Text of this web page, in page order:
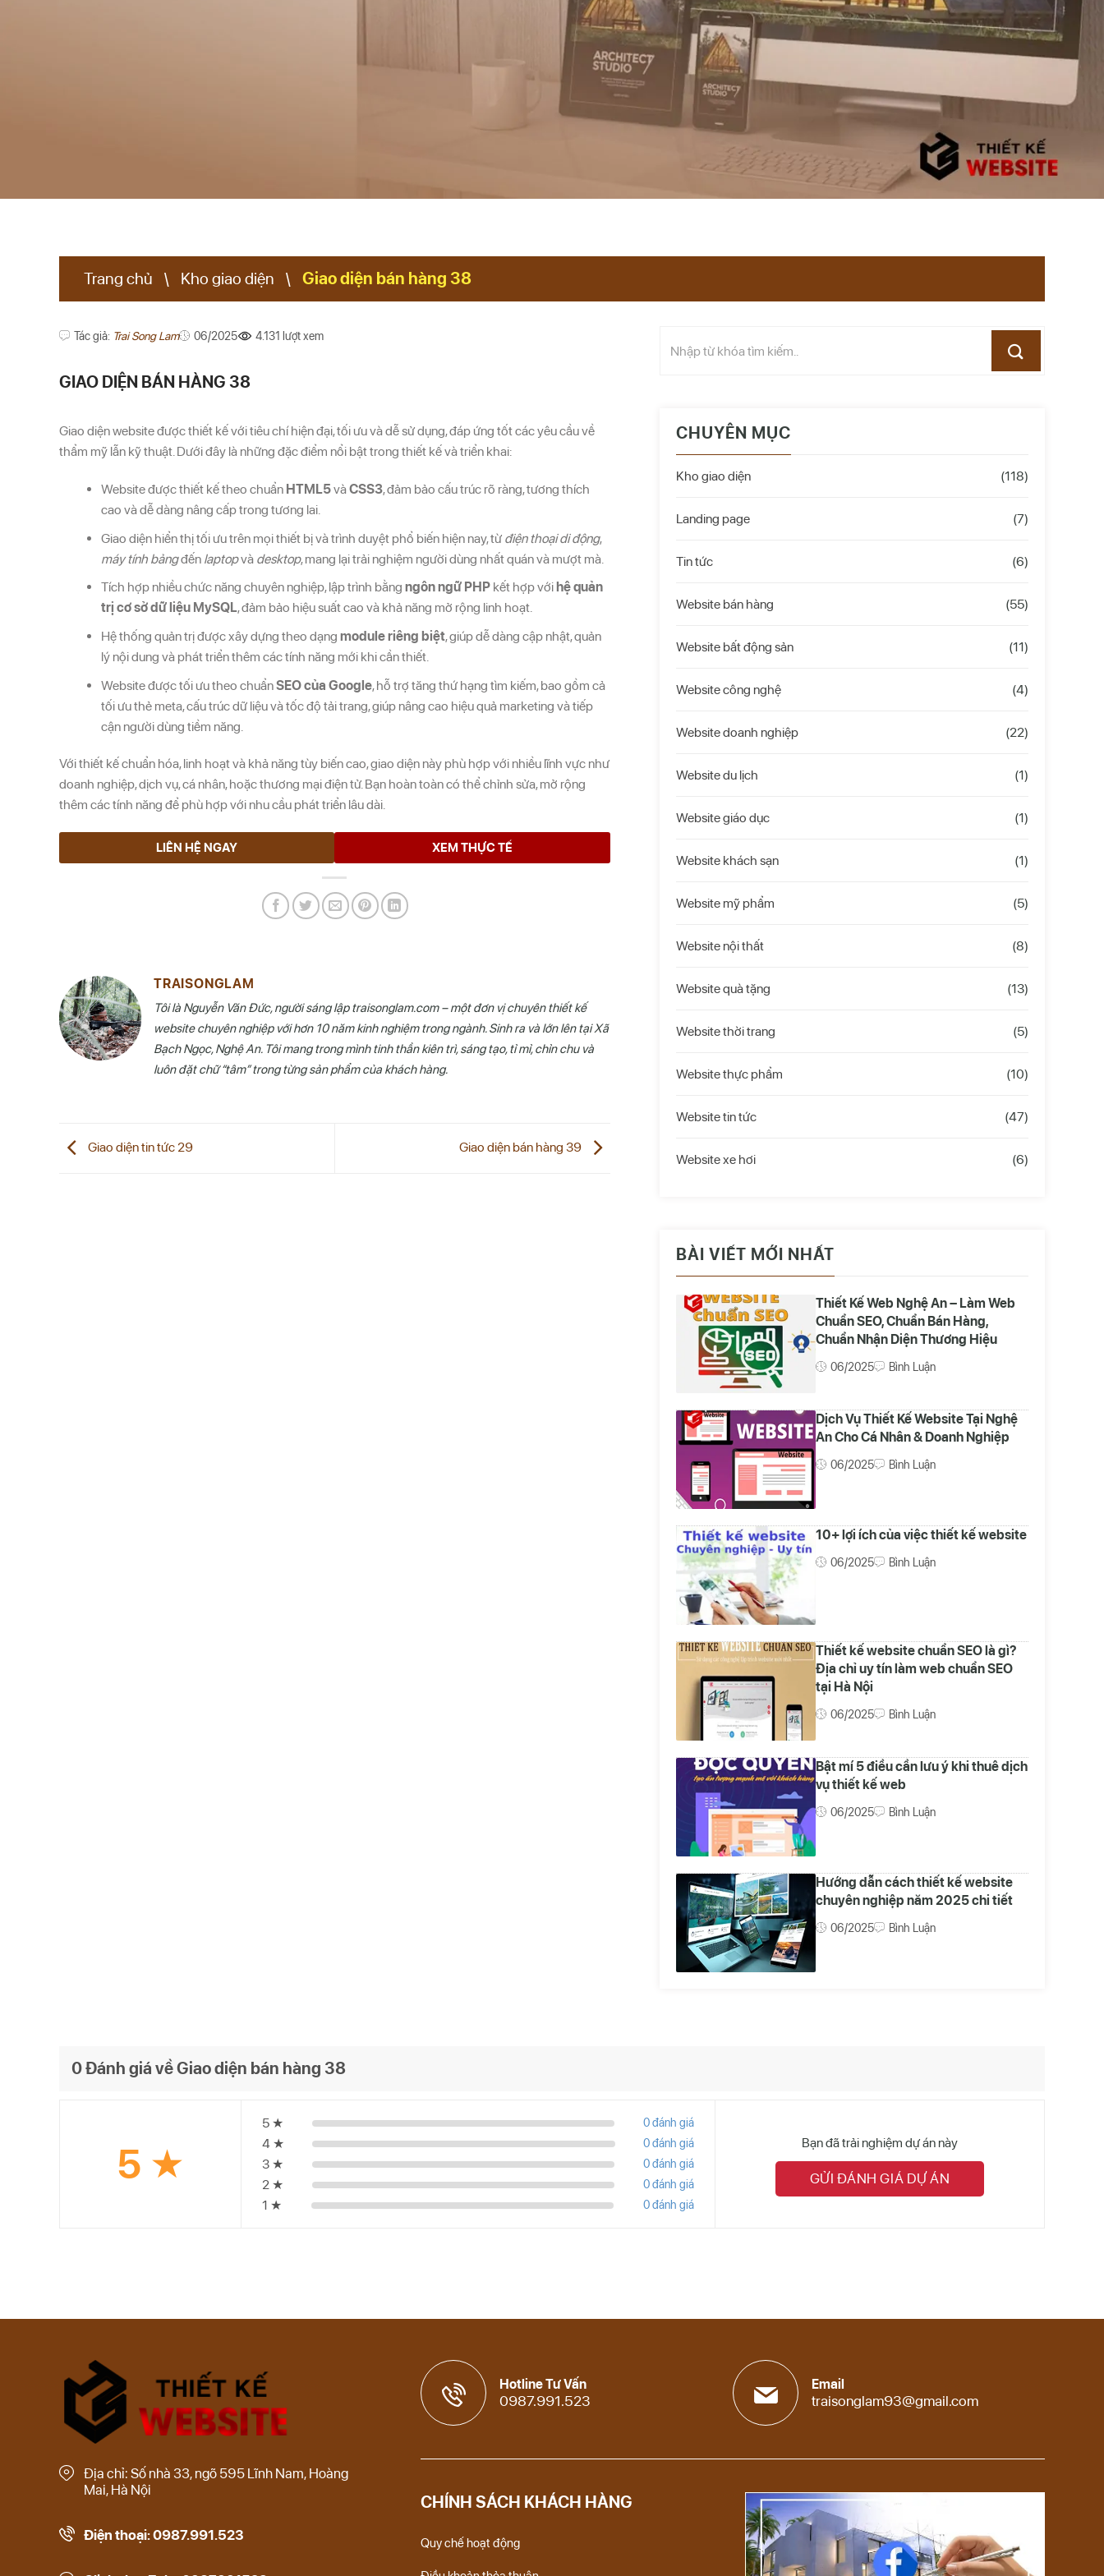
Trang chủ \ Kho giao diện \ Giao diện bán hàng 38
Tác giả: Trai Song Lam 06/2025 4.131 lượt xem
GIAO DIỆN BÁN HÀNG 38
Giao diện website được thiết kế với tiêu chí hiện đại, tối ưu và dễ sử dụng, đáp ứng tốt các yêu cầu về
thẩm mỹ lẫn kỹ thuật. Dưới đây là những đặc điểm nổi bật trong thiết kế và triển khai:
Website được thiết kế theo chuẩn HTML5vàCSS3, đảm bảo cấu trúc rõ ràng, tương thích
cao và dễ dàng nâng cấp trong tương lai.
Giao diện hiển thị tối ưu trên mọi thiết bị và trình duyệt phổ biến hiện nay, từ điện thoại di động,
máy tính bảngđến laptopvà desktop, mang lại trải nghiệm người dùng nhất quán và mượt mà.
Tích hợp nhiều chức năng chuyên nghiệp, lập trình bằng ngôn ngữ PHPkết hợp với hệ quản
trị cơ sở dữ liệu MySQL, đảm bảo hiệu suất cao và khả năng mở rộng linh hoạt.
Hệ thống quản trị được xây dựng theo dạng module riêng biệt, giúp dễ dàng cập nhật, quản
lý nội dung và phát triển thêm các tính năng mới khi cần thiết.
Website được tối ưu theo chuẩnSEO của Google, hỗ trợ tăng thứ hạng tìm kiếm, bao gồm cả
tối ưu thẻ meta, cấu trúc dữ liệu và tốc độ tải trang, giúp nâng cao hiệu quả marketing và tiếp
cận người dùng tiềm năng.
Với thiết kế chuẩn hóa, linh hoạt và khả năng tùy biến cao, giao diện này phù hợp với nhiều lĩnh vực như
doanh nghiệp, dịch vụ, cá nhân, hoặc thương mại điện tử. Bạn hoàn toàn có thể chỉnh sửa, mở rộng
thêm các tính năng để phù hợp với nhu cầu phát triển lâu dài.
LIÊN HỆ NGAY XEM THỰC TẾ
TRAISONGLAM
Tôi là Nguyễn Văn Đức, người sáng lập traisonglam.com – một đơn vị chuyên thiết kế
website chuyên nghiệp với hơn 10 năm kinh nghiệm trong ngành. Sinh ra và lớn lên tại Xã
Bạch Ngọc, Nghệ An. Tôi mang trong mình tinh thần kiên trì, sáng tạo, tỉ mỉ, chỉn chu và
luôn đặt chữ “tâm” trong từng sản phẩm của khách hàng.
Giao diện tin tức 29 Giao diện bán hàng 39
CHUYÊN MỤC
Kho giao diện (118)
Landing page (7)
Tin tức (6)
Website bán hàng (55)
Website bất động sản (11)
Website công nghệ (4)
Website doanh nghiệp (22)
Website du lịch (1)
Website giáo dục (1)
Website khách sạn (1)
Website mỹ phẩm (5)
Website nội thất (8)
Website quà tặng (13)
Website thời trang (5)
Website thực phẩm (10)
Website tin tức (47)
Website xe hơi (6)
BÀI VIẾT MỚI NHẤT
Thiết Kế Web Nghệ An – Làm Web
Chuẩn SEO, Chuẩn Bán Hàng,
Chuẩn Nhận Diện Thương Hiệu
06/2025 Bình Luận
Dịch Vụ Thiết Kế Website Tại Nghệ
An Cho Cá Nhân & Doanh Nghiệp
06/2025 Bình Luận
10+ lợi ích của việc thiết kế website
06/2025 Bình Luận
Thiết kế website chuẩn SEO là gì?
Địa chỉ uy tín làm web chuẩn SEO
tại Hà Nội
06/2025 Bình Luận
Bật mí 5 điều cần lưu ý khi thuê dịch
vụ thiết kế web
06/2025 Bình Luận
Hướng dẫn cách thiết kế website
chuyên nghiệp năm 2025 chi tiết
06/2025 Bình Luận
0 Đánh giá về Giao diện bán hàng 38
5 ★
5 ★ 0 đánh giá
4 ★ 0 đánh giá
3 ★ 0 đánh giá
2 ★ 0 đánh giá
1 ★ 0 đánh giá
Bạn đã trải nghiệm dự án này
GỬI ĐÁNH GIÁ DỰ ÁN
Địa chỉ: Số nhà 33, ngõ 595 Lĩnh Nam, Hoàng
Mai, Hà Nội
Điện thoại: 0987.991.523
Hotline Tư Vấn
0987.991.523
Email
traisonglam93@gmail.com
CHÍNH SÁCH KHÁCH HÀNG
Quy chế hoạt động